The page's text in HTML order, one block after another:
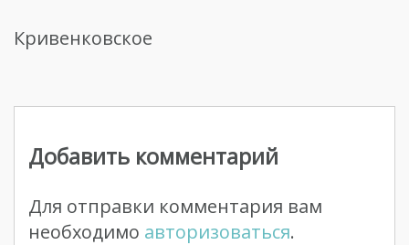
Кривенковское
Навигация
записям
Добавить комментарий
Для отправки комментария вам
необходимо авторизоваться.